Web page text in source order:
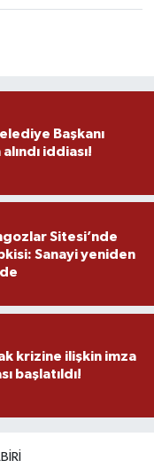
Başkanı
iddiası!
Sitesi’nde
Sanayi yeniden
krizine ilişkin imza
başlatıldı!